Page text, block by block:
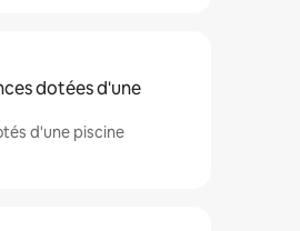
dotées d'une
d'une piscine